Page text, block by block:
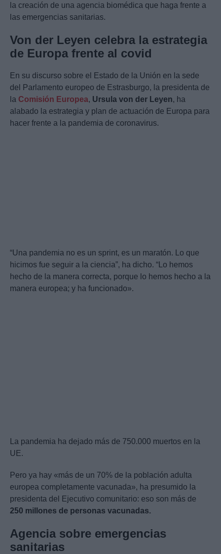
la creación de una agencia biomédica que haga frente a
las emergencias sanitarias.
Von der Leyen celebra la estrategia
de Europa frente al covid
En su discurso sobre el Estado de la Unión en la sede
del Parlamento europeo de Estrasburgo, la presidenta de
la Comisión Europea, Ursula von der Leyen, ha
alabado la estrategia y plan de actuación de Europa para
hacer frente a la pandemia de coronavirus.
“Una pandemia no es un sprint, es un maratón. Lo que
hicimos fue seguir a la ciencia”, ha dicho. “Lo hemos
hecho de la manera correcta, porque lo hemos hecho a la
manera europea; y ha funcionado».
La pandemia ha dejado más de 750.000 muertos en la
UE.
Pero ya hay «más de un 70% de la población adulta
europea completamente vacunada», ha presumido la
presidenta del Ejecutivo comunitario: eso son más de
250 millones de personas vacunadas.
Agencia sobre emergencias
sanitarias